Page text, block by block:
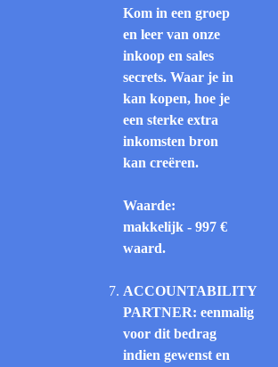
Kom in een groep
en leer van onze
inkoop en sales
secrets. Waar je in
kan kopen, hoe je
een sterke extra
inkomsten bron
kan creëren.
Waarde:
makkelijk - 997 €
waard.
ACCOUNTABILITY
PARTNER: eenmalig
voor dit bedrag
indien gewenst en